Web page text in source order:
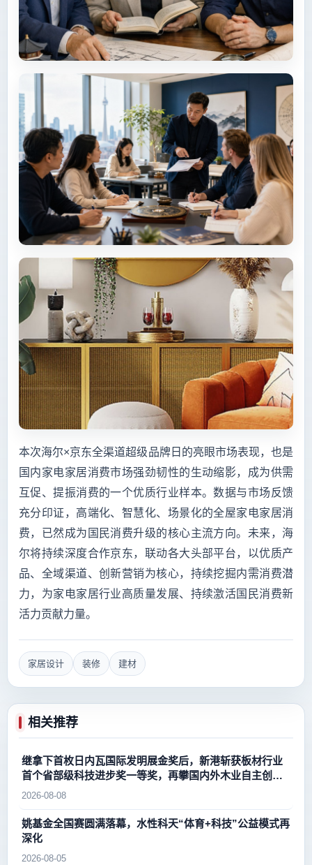
本次海尔×京东全渠道超级品牌日的亮眼市场表现，也是
国内家电家居消费市场强劲韧性的生动缩影，成为供需
互促、提振消费的一个优质行业样本。数据与市场反馈
充分印证，高端化、智慧化、场景化的全屋家电家居消
费，已然成为国民消费升级的核心主流方向。未来，海
尔将持续深度合作京东，联动各大头部平台，以优质产
品、全域渠道、创新营销为核心，持续挖掘内需消费潜
力，为家电家居行业高质量发展、持续激活国民消费新
活力贡献力量。
家居设计 装修 建材
相关推荐
继拿下首枚日内瓦国际发明展金奖后，新港斩获板材行业
首个省部级科技进步奖一等奖，再攀国内外木业自主创新
新高峰
2026-08-08
姚基金全国赛圆满落幕，水性科天“体育+科技”公益模式再
深化
2026-08-05